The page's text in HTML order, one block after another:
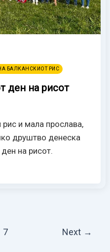
БАЛКАНСКИОТ РИС
ден на рисот
и мала прослава,
друштво денеска
на рисот.
7 Next →